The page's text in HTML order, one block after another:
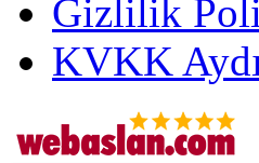
Gizlilik
KVKK